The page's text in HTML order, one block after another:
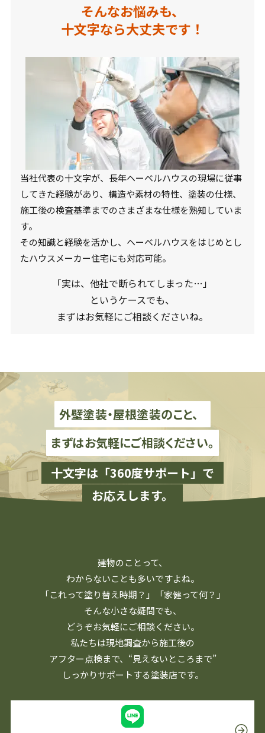
そんなお悩みも、
十文字なら大丈夫です！
当社代表の十文字が、長年ヘーベルハウスの現場に従事
してきた経験があり、構造や素材の特性、塗装の仕様、
施工後の検査基準までのさまざまな仕様を熟知していま
す。
その知識と経験を活かし、ヘーベルハウスをはじめとし
たハウスメーカー住宅にも対応可能。
「実は、他社で断られてしまった…」
というケースでも、
まずはお気軽にご相談くださいね。
外壁塗装・屋根塗装のこと、
まずはお気軽にご相談ください。
十文字は「360度サポート」で
お応えします。
建物のことって、
わからないことも多いですよね。
「これって塗り替え時期？」「家健って何？」
そんな小さな疑問でも、
どうぞお気軽にご相談ください。
私たちは現地調査から施工後の
アフター点検まで、 “見えないところまで”
しっかりサポートする塗装店です。